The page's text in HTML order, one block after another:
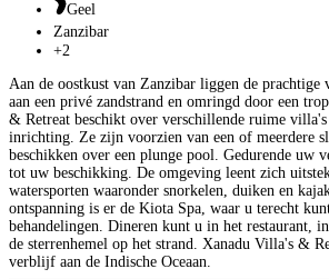
Geel
Zanzibar
+2
Aan de oostkust van Zanzibar liggen de
aan een privé zandstrand en omringd door een
& Retreat beschikt over verschillende ruime
inrichting. Ze zijn voorzien van een of meerdere
beschikken over een plunge pool. Gedurende uw
tot uw beschikking. De omgeving leent zich
watersporten waaronder snorkelen, duiken en
ontspanning is er de Kiota Spa, waar u terecht
behandelingen. Dineren kunt u in het restaurant,
de sterrenhemel op het strand. Xanadu Villa's &
verblijf aan de Indische Oceaan.